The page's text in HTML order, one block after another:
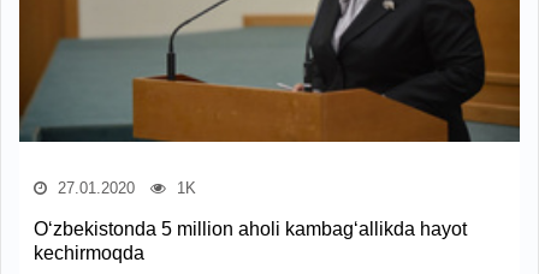
27.01.2020 1K
O‘zbekistonda 5 million aholi kambag‘allikda hayot
kechirmoqda